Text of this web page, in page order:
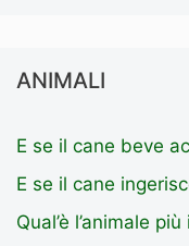
ANIMALI
E se il cane beve
E se il cane
Qual’è l’animale